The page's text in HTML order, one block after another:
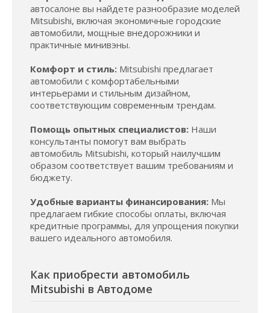
автосалоне вы найдете разнообразие моделей
Mitsubishi, включая экономичные городские
автомобили, мощные внедорожники и
практичные минивэны.
Комфорт и стиль: Mitsubishi предлагает
автомобили с комфортабельными
интерьерами и стильным дизайном,
соответствующим современным трендам.
Помощь опытных специалистов: Наши
консультанты помогут вам выбрать
автомобиль Mitsubishi, который наилучшим
образом соответствует вашим требованиям и
бюджету.
Удобные варианты финансирования: Мы
предлагаем гибкие способы оплаты, включая
кредитные программы, для упрощения покупки
вашего идеального автомобиля.
Как приобрести автомобиль
Mitsubishi в Автодоме